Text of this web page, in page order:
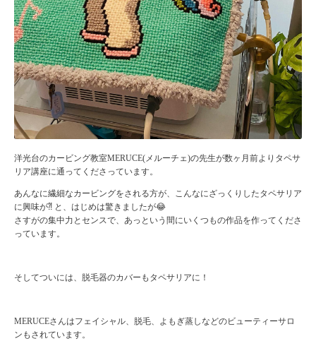
洋光台のカービング教室MERUCE(メルーチェ)の先生が数ヶ月前よりタペサ
リア講座に通ってくださっています。
あんなに繊細なカービングをされる方が、こんなにざっくりしたタペサリア
に興味が⁈ と、はじめは驚きましたが😂
さすがの集中力とセンスで、あっという間にいくつもの作品を作ってくださ
っています。
そしてついには、脱毛器のカバーもタペサリアに！
MERUCEさんはフェイシャル、脱毛、よもぎ蒸しなどのビューティーサロ
ンもされています。